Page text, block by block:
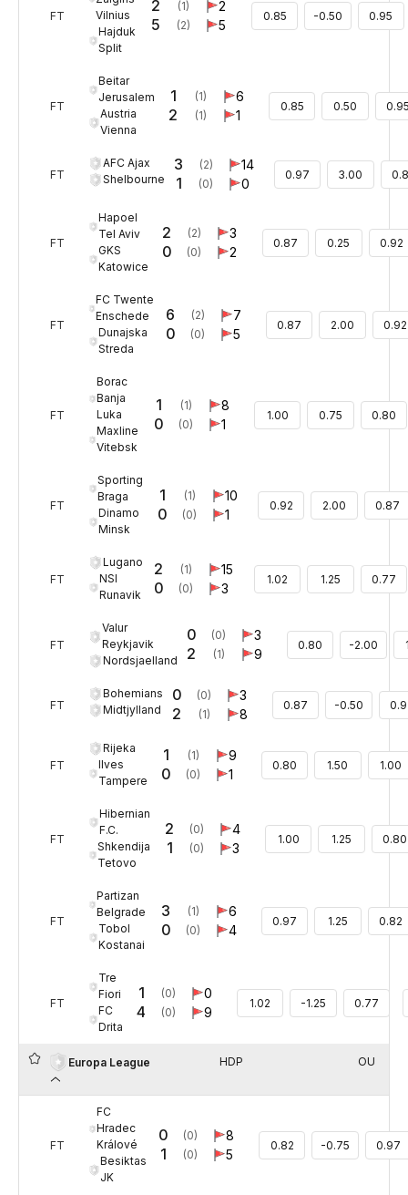
FT
Vilnius
Hajduk
Split
2
5
(1)
(2)
2
5
0.85 -0.50 0.95
FT
Beitar
Jerusalem
Austria
Vienna
1
2
(1)
(1)
6
1
0.85 0.50
FT
AFC Ajax
Shelbourne
3
1
(2)
(0)
14
0
0.97 3.00
FT
Hapoel
Tel Aviv
GKS
Katowice
2
0
(2)
(0)
3
2
0.87 0.25 0.92
FT
FC Twente
Enschede
Dunajska
Streda
6
0
(2)
(0)
7
5
0.87 2.00 0.92
FT
Borac
Banja
Luka
Maxline
Vitebsk
1
0
(1)
(0)
8
1
1.00 0.75 0.80
FT
Sporting
Braga
Dinamo
Minsk
1
0
(1)
(0)
10
1
0.92 2.00 0.87
FT
Lugano
NSI
Runavik
2
0
(1)
(0)
15
3
1.02 1.25 0.77
FT
Valur
Reykjavik
Nordsjaelland
0
2
(0)
(1)
3
9
0.80 -2.00
FT
Bohemians
Midtjylland
0
2
(0)
(1)
3
8
0.87 -0.50
FT
Rijeka
Ilves
Tampere
1
0
(1)
(0)
9
1
0.80 1.50 1.00
FT
Hibernian
F.C.
Shkendija
Tetovo
2
1
(0)
(0)
4
3
1.00 1.25 0.80
FT
Partizan
Belgrade
Tobol
Kostanai
3
0
(1)
(0)
6
4
0.97 1.25 0.82
FT
Tre
Fiori
FC
Drita
1
4
(0)
(0)
0
9
1.02 -1.25 0.77
Europa League HDP OU
FT
FC
Hradec
Králové
Besiktas
JK
0
1
(0)
(0)
8
5
0.82 -0.75 0.97